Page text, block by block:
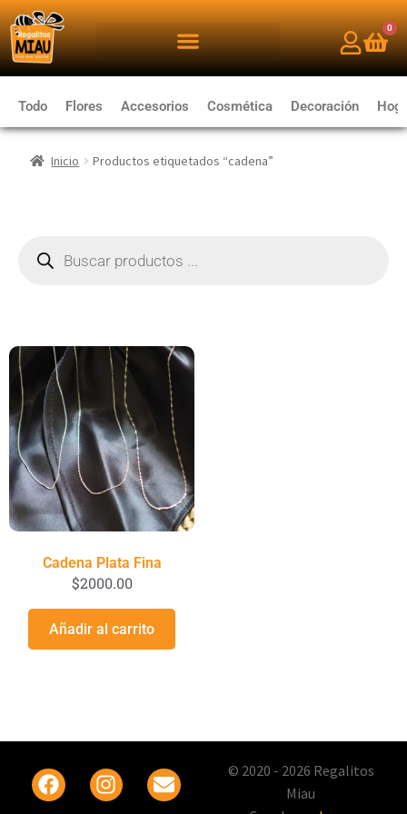
0
Todo Flores Accesorios Cosmética Decoración
Inicio Productos etiquetados “cadena”
Cadena Plata Fina
$2000.00
Añadir al carrito
© 2020 - 2026 Regalitos
Miau